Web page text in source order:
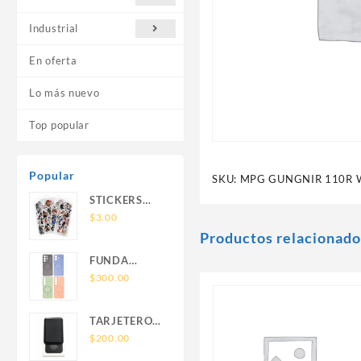
Industrial
En oferta
Lo más nuevo
Top popular
Popular
STICKERS
UNIVERSALES
$3.00
FUNDA
NOVA SAM
SIN SOPORTE
MAGNETICO
$300.00
TARJETERO
SIN SOPORTE
$200.00
SKU: MPG GUNGNIR 110R
Productos